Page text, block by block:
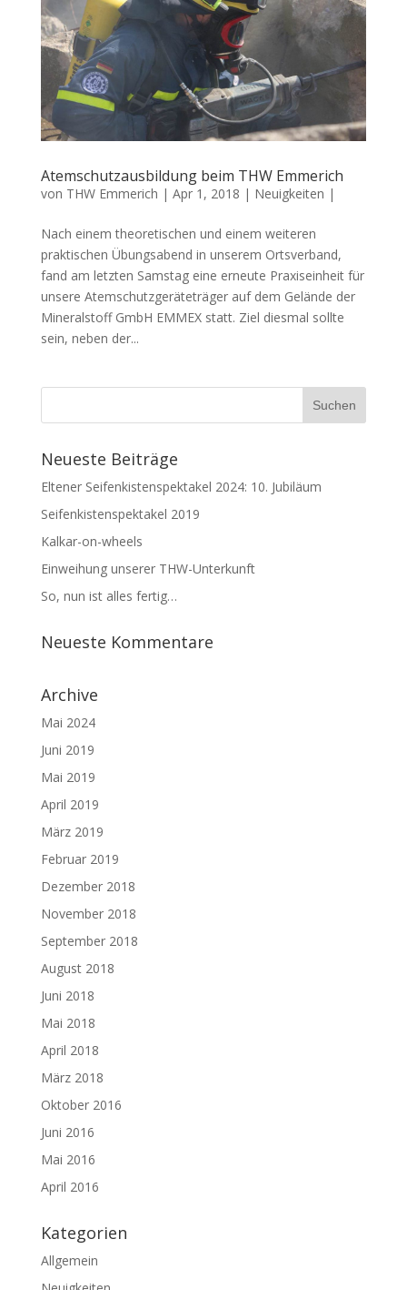
Atemschutzausbildung beim THW Emmerich
von THW Emmerich | Apr 1, 2018 | Neuigkeiten |
Nach einem theoretischen und einem weiteren
praktischen Übungsabend in unserem Ortsverband,
fand am letzten Samstag eine erneute Praxiseinheit für
unsere Atemschutzgeräteträger auf dem Gelände der
Mineralstoff GmbH EMMEX statt. Ziel diesmal sollte
sein, neben der...
Neueste Beiträge
Eltener Seifenkistenspektakel 2024: 10. Jubiläum
Seifenkistenspektakel 2019
Kalkar-on-wheels
Einweihung unserer THW-Unterkunft
So, nun ist alles fertig…
Neueste Kommentare
Archive
Mai 2024
Juni 2019
Mai 2019
April 2019
März 2019
Februar 2019
Dezember 2018
November 2018
September 2018
August 2018
Juni 2018
Mai 2018
April 2018
März 2018
Oktober 2016
Juni 2016
Mai 2016
April 2016
Kategorien
Allgemein